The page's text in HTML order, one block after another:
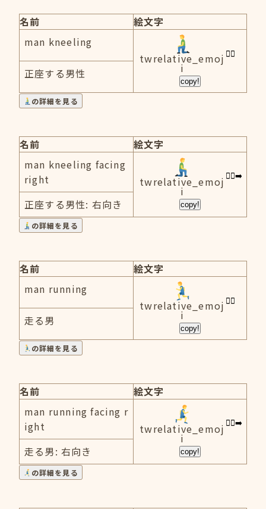
名前
絵文字
man kneeling
twrelative_emoj
i
copy!
正座する男性
の詳細を見る
名前
絵文字
man kneeling facing
right
twrelative_emoj
i
copy!
正座する男性: 右向き
の詳細を見る
名前
絵文字
man running
twrelative_emoj
i
copy!
走る男
の詳細を見る
名前
絵文字
man running facing r
ight
twrelative_emoj
i
copy!
走る男: 右向き
の詳細を見る